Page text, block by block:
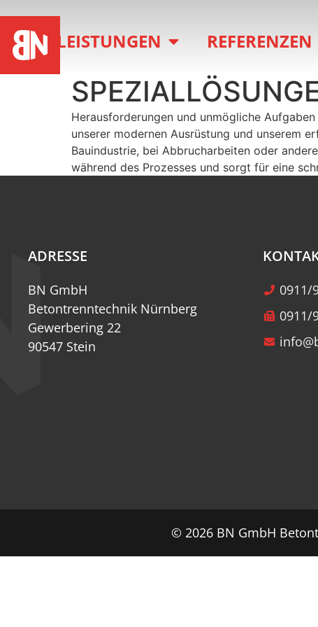
LEISTUNGEN REFERENZEN
Herausforderungen und unmögliche
unserer modernen Ausrüstung und unserem
Bauindustrie, bei Abbrucharbeiten oder
während des Prozesses und sorgt für eine
ADRESSE
BN GmbH
Betontrenntechnik Nürnberg
Gewerbering 22
90547 Stein
0911/
0911/
© 2026 BN GmbH